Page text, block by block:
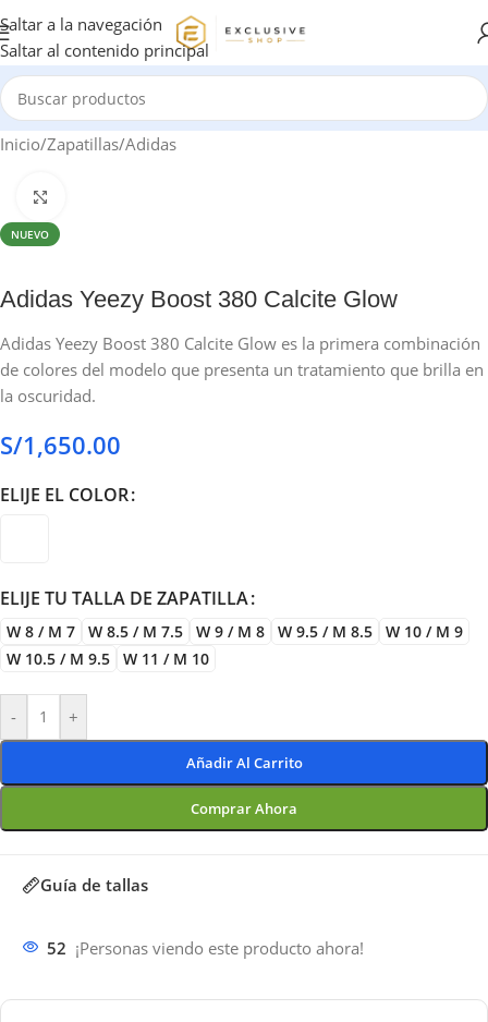
Saltar a la navegación
Saltar al contenido principal
Inicio/Zapatillas/Adidas
NUEVO
Adidas Yeezy Boost 380 Calcite Glow
Adidas Yeezy Boost 380 Calcite Glow es la primera combinación
de colores del modelo que presenta un tratamiento que brilla en
la oscuridad.
S/1,650.00
ELIJE EL COLOR
ELIJE TU TALLA DE ZAPATILLA
W 8 / M 7 W 8.5 / M 7.5 W 9 / M 8 W 9.5 / M 8.5
W 10 / M 9
W 10.5 / M 9.5
W 11 / M 10
- +
Añadir Al Carrito
Comprar Ahora
Guía de tallas
52 ¡Personas viendo este producto ahora!